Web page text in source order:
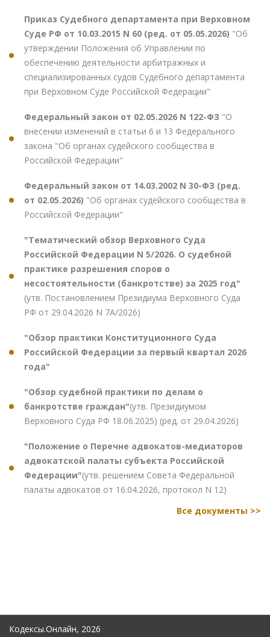
Приказ Судебного департамента при Верховном
Суде РФ от 10.03.2015 N 60 (ред. от 05.05.2026) "Об
утверждении Положения об Управлении по
обеспечению деятельности арбитражных и
специализированных судов Судебного департамента
при Верховном Суде Российской Федерации"
Федеральный закон от 02.05.2026 N 122-ФЗ "О
внесении изменений в статьи 6 и 13 Федерального
закона "Об органах судейского сообщества в
Российской Федерации"
Федеральный закон от 14.03.2002 N 30-ФЗ (ред.
от 02.05.2026) "Об органах судейского сообщества в
Российской Федерации"
"Тематический обзор Верховного Суда
Российской Федерации N 5/2026. О судебной
практике разрешения споров о
несостоятельности (банкротстве) за 2025 год"
(утв. Постановлением Президиума Верховного Суда
РФ от 29.04.2026 N 7А/2026)
"Обзор практики Конституционного Суда
Российской Федерации за первый квартал 2026
года"
"Обзор судебной практики по делам о
банкротстве граждан"(утв. Президиумом
Верховного Суда РФ 18.06.2025) (ред. от 29.04.2026)
"Положение о Перечне адвокатов-медиаторов
адвокатской палаты субъекта Российской
Федерации"(утв. решением Совета Федеральной
палаты адвокатов от 16.04.2026, протокол N 12)
Все документы >>
Кодексы.Онлайн, 2026